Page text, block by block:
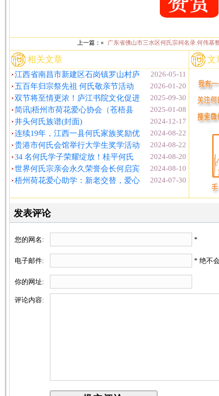
上一篇：« 广东省佛山市三水区何氏宗祠名录.何伟基
相关文章
2026-05-11
江西省南昌市新建区石岗镇罗山村庐
2026-01-20
五百年归宗祭先祖 何氏敬亲节活动
2025-09-30
双节将至情更浓！庐江书院文化促进
2025-01-08
简讯|梧州市荷花爱心协会（苍梧县
2024-12-17
井头何氏族谱(封面)
2024-08-22
连续19年，江西一县何氏家族奖励优
2024-08-22
贵港市何氏会馆举行大学生奖学活动
2024-08-20
34 名何氏学子荣耀绽放！桂平何氏
2024-08-10
世界何氏宗亲会永久荣誉会长何启宾
2024-07-30
梧州荷花爱心助学：新老交替，爱心
文
发表评论
您的网名: *
电子邮件: * 绝不
你的网址:
评论内容: